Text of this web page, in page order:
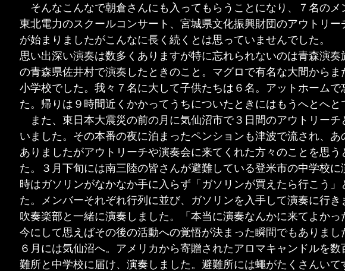
そんなこんなで朝倉さんにも入ってもらうことになり、７名のメ
東北電力のスクールコンサート、宮城県文化振興財団のアウトリ
が始まりましたがこんなに長く続くとは思っていませんでした。
思い出深い演奏は数多くありますが特に忘れられないのは青森演
の青森県佐井村で演奏したときのこと。マグロで有名な大間からま
小学校でした。我々７名に大して子供たちは６名。アットホームで
た。帰りは９時間近くかかってうちについたときにはもうへとへと
また、東日本大震災の前の月に気仙沼市で３日間のアウトリーチ
いました。その本番の夜に泊まったペンションも津波で流され、
ありましたがアウトリーチや演奏会に来てくれた方々のことを思う
た。３月下旬には南三陸の皆さんが避難している登米市の中学校
時はガソリンがなかなか手に入らず「ガソリンが買えたら行こう」
た。メンバーそれぞれ行列に並び、ガソリンを入手して演奏に行
吹奏楽部と一緒に演奏しました。「本当に演奏なんかに来てよか
今にして思えばその後の活動への覚悟が決まった瞬間でもありまし
６月には気仙沼へ。アメリカから寄贈されたアロマキャンドルを
難所と中学校に届け、演奏しました。避難所には蠅がたくさんい